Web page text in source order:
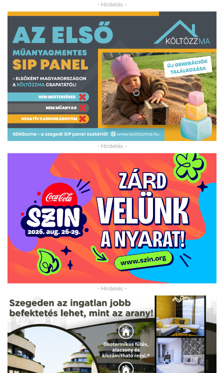
- Hirdetés -
- Hirdetés -
- Hirdetés -